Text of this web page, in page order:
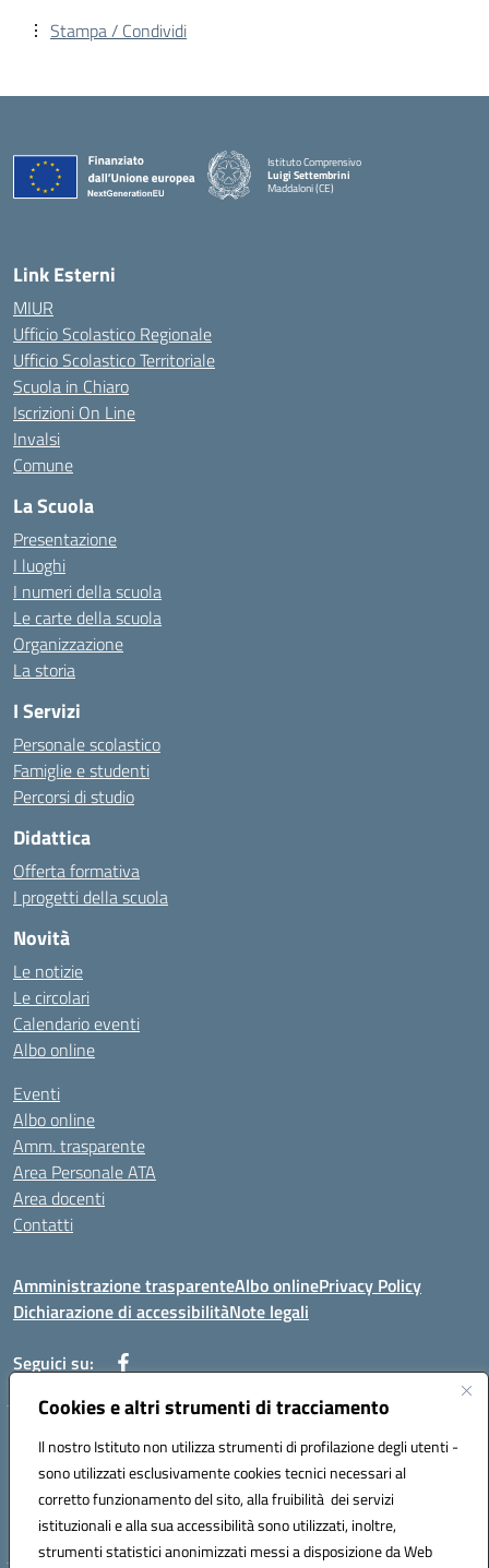
Cookies e altri strumenti di tracciamento
Il nostro Istituto non utilizza strumenti di profilazione degli utenti -
sono utilizzati esclusivamente cookies tecnici necessari al
corretto funzionamento del sito, alla fruibilità dei servizi
istituzionali e alla sua accessibilità sono utilizzati, inoltre,
strumenti statistici anonimizzati messi a disposizione da Web
Stampa / Condividi
Istituto Comprensivo
Luigi Settembrini
Maddaloni (CE)
Link Esterni
MIUR
Ufficio Scolastico Regionale
Ufficio Scolastico Territoriale
Scuola in Chiaro
Iscrizioni On Line
Invalsi
Comune
La Scuola
Presentazione
I luoghi
I numeri della scuola
Le carte della scuola
Organizzazione
La storia
I Servizi
Personale scolastico
Famiglie e studenti
Percorsi di studio
Didattica
Offerta formativa
I progetti della scuola
Novità
Le notizie
Le circolari
Calendario eventi
Albo online
Eventi
Albo online
Amm. trasparente
Area Personale ATA
Area docenti
Contatti
Amministrazione trasparenteAlbo onlinePrivacy Policy
Dichiarazione di accessibilitàNote legali
Seguici su:
Indirizzo: VIA BRECCIAME, 46 - 81024 MADDALONI (CE)
Mail: CEIC8AU001@istruzione.it - Pec: CEIC8AU001@pec.istruzione.it -
Telefono: 0823408721
Meccanografico: CEIC8AU001
Codice fiscale: 93086080616